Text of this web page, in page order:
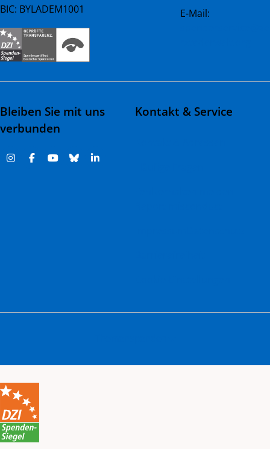
BIC: BYLADEM1001
E-Mail:
Bleiben Sie mit uns
verbunden
Kontakt & Service